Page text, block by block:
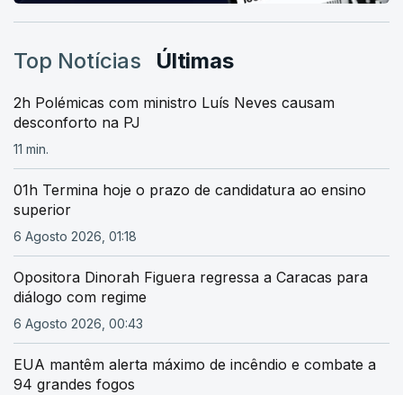
Top Notícias Últimas
2h Polémicas com ministro Luís Neves causam
desconforto na PJ
11 min.
01h Termina hoje o prazo de candidatura ao ensino
superior
6 Agosto 2026, 01:18
Opositora Dinorah Figuera regressa a Caracas para
diálogo com regime
6 Agosto 2026, 00:43
EUA mantêm alerta máximo de incêndio e combate a
94 grandes fogos